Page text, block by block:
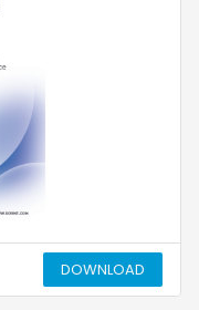
DOWNLOAD